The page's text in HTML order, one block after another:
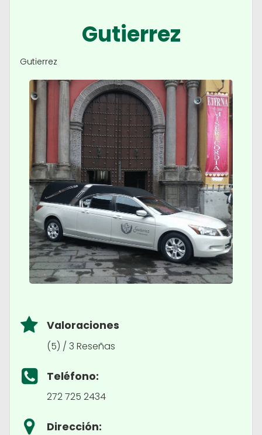
Gutierrez
Gutierrez
Valoraciones
(5) / 3 Reseñas
Teléfono:
272 725 2434
Dirección: